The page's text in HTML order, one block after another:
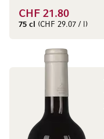
CHF 21.80
75 cl (CHF 29.07 / l)